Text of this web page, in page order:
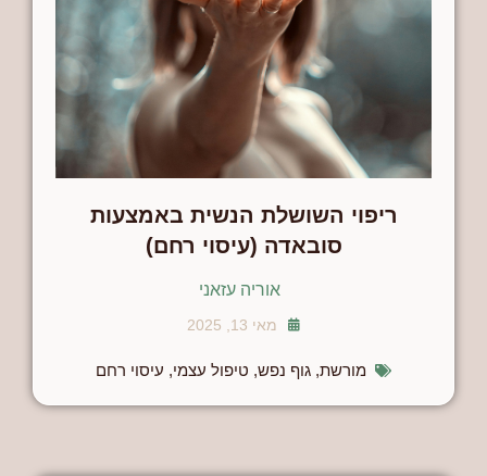
ריפוי השושלת הנשית באמצעות
סובאדה (עיסוי רחם)
אוריה עזאני
מאי 13, 2025
מורשת, גוף נפש, טיפול עצמי, עיסוי רחם